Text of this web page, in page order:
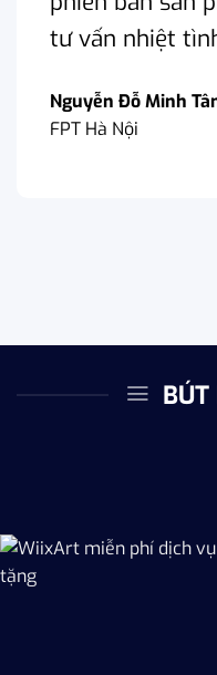
tư vấn nhiệt
Nguyễn Đỗ Minh
FPT Hà Nội
BÚT